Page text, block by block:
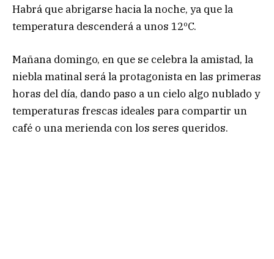
Habrá que abrigarse hacia la noche, ya que la
temperatura descenderá a unos 12ºC.
Mañana domingo, en que se celebra la amistad, la
niebla matinal será la protagonista en las primeras
horas del día, dando paso a un cielo algo nublado y
temperaturas frescas ideales para compartir un
café o una merienda con los seres queridos.